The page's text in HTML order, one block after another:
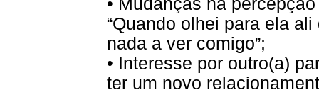
• Mudanças na
“Quando olhei para ela
nada a ver comigo”;
• Interesse por outro(a)
ter um novo